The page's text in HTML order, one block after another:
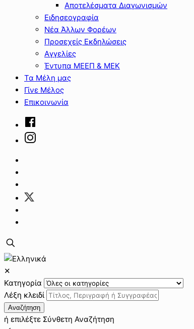
Αποτελέσματα Διαγωνισμών
Ειδησεογραφία
Νέα Άλλων Φορέων
Προσεχείς Εκδηλώσεις
Αγγελίες
Έντυπα ΜΕΕΠ & ΜΕΚ
Τα Μέλη μας
Γίνε Μέλος
Επικοινωνία
✕
Κατηγορία
Λέξη κλειδί
Αναζήτηση
ή επιλέξτε Σύνθετη Αναζήτηση